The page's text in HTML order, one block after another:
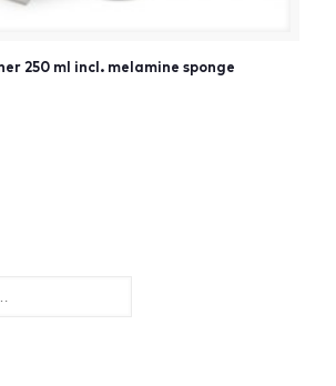
250 ml incl. melamine sponge